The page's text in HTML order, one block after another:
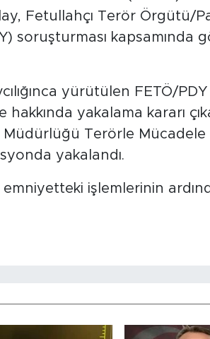
Fetullahçı Terör Örgütü/
soruşturması kapsamında
yürütülen FETÖ/PDY
yakalama kararı
Terörle Mücadele
yakalandı.
işlemlerinin